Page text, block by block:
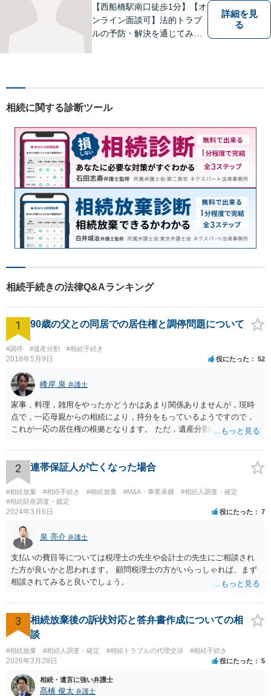
応可】
【西船橋駅南口徒歩1分】【オ
ンライン面談可】法的トラブ
ルの予防・解決を通じてみな
お気軽にお問い合わせくださ
詳細を見
る
相続に関する診断ツール
相続手続きの法律Q&Aランキング
1 90歳の父との同居での居住権と調停問題について
#調停 #遺産分割 #相続手続き
2018年5月9日 役にたった 52
峰岸 泉 弁護士
家事，料理，雑用をやったかどうかはあまり関係ありませんが，現時
点で，一応母親からの相続により，持分をもっているようですので，
これが一応の居住権の根拠となります。 ただ，遺産分割により，母の
2 連帯保証人が亡くなった場合
#相続放棄 #相続手続き #相続放棄 #M&A・事業承継
#相続人調査・確定
#相続財産調査・鑑定
2024年3月6日 役にたった 7
泉 亮介 弁護士
支払いの費目等については税理士の先生や会計士の先生にご相談され
た方が良いかと思われます。 顧問税理士の方がいらっしゃれば、まず
相談されてみると良いでしょう。
3
相続放棄後の訴状対応と答弁書作成についての相
談
#相続放棄 #相続人調査・確定 #相続トラブルの代理交渉 #相続手続き
2026年3月28日 役にたった 5
相続・遺言に強い弁護士
髙橋 俊太 弁護士